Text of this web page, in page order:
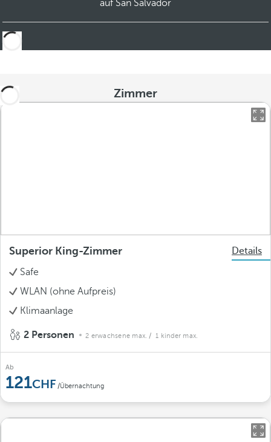
auf San Salvador
Zimmer
Superior King-Zimmer
Details
Safe
WLAN (ohne Aufpreis)
Klimaanlage
2 Personen 2 erwachsene max. / 1 kinder max.
Ab
121 /Übernachtung